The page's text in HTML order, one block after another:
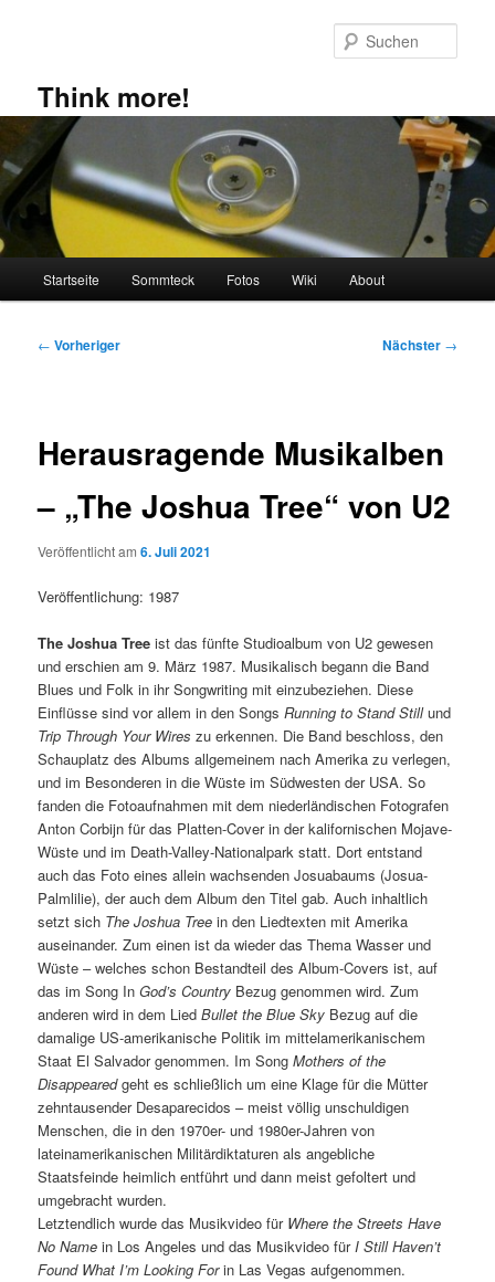
Think more!
Startseite Sommteck Fotos Wiki About
Beitragsnavigation
← Vorheriger Nächster →
Herausragende Musikalben
– „The Joshua Tree“ von U2
Veröffentlicht am6. Juli 2021
Veröffentlichung: 1987
The Joshua Tree ist das fünfte Studioalbum von U2 gewesen
und erschien am 9. März 1987. Musikalisch begann die Band
Blues und Folk in ihr Songwriting mit einzubeziehen. Diese
Einflüsse sind vor allem in den SongsRunning to Stand Stillund
Trip Through Your Wires zu erkennen. Die Band beschloss, den
Schauplatz des Albums allgemeinem nach Amerika zu verlegen,
und im Besonderen in die Wüste im Südwesten der USA. So
fanden die Fotoaufnahmen mit dem niederländischen Fotografen
Anton Corbijn für das Platten-Cover in der kalifornischen Mojave-
Wüste und im Death-Valley-Nationalpark statt. Dort entstand
auch das Foto eines allein wachsenden Josuabaums (Josua-
Palmlilie), der auch dem Album den Titel gab. Auch inhaltlich
setzt sich The Joshua Tree in den Liedtexten mit Amerika
auseinander. Zum einen ist da wieder das Thema Wasser und
Wüste – welches schon Bestandteil des Album-Covers ist, auf
das im Song InGod’s Country Bezug genommen wird. Zum
anderen wird in dem LiedBullet the Blue Sky Bezug auf die
damalige US-amerikanische Politik im mittelamerikanischem
Staat El Salvador genommen. Im SongMothers of the
Disappearedgeht es schließlich um eine Klage für die Mütter
zehntausender Desaparecidos – meist völlig unschuldigen
Menschen, die in den 1970er- und 1980er-Jahren von
lateinamerikanischen Militärdiktaturen als angebliche
Staatsfeinde heimlich entführt und dann meist gefoltert und
umgebracht wurden.
Letztendlich wurde das Musikvideo für Where the Streets Have
No Name in Los Angeles und das Musikvideo fürI Still Haven’t
Found What I’m Looking Forin Las Vegas aufgenommen.